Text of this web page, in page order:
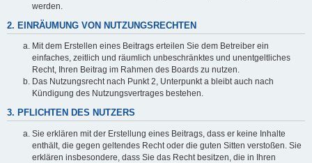
werden.
2. EINRÄUMUNG VON NUTZUNGSRECHTEN
Mit dem Erstellen eines Beitrags erteilen Sie dem Betreiber ein
einfaches, zeitlich und räumlich unbeschränktes und unentgeltliches
Recht, Ihren Beitrag im Rahmen des Boards zu nutzen.
Das Nutzungsrecht nach Punkt 2, Unterpunkt a bleibt auch nach
Kündigung des Nutzungsvertrages bestehen.
3. PFLICHTEN DES NUTZERS
Sie erklären mit der Erstellung eines Beitrags, dass er keine Inhalte
enthält, die gegen geltendes Recht oder die guten Sitten verstoßen. Sie
erklären insbesondere, dass Sie das Recht besitzen, die in Ihren